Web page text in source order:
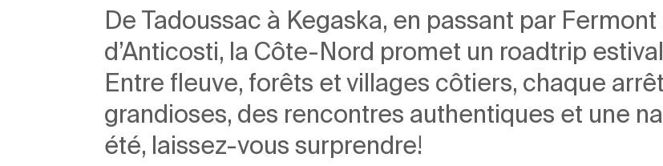
De Tadoussac à Kegaska, en passant par
d’Anticosti, la Côte-Nord promet un roadtrip
Entre fleuve, forêts et villages côtiers, chaque
grandioses, des rencontres authentiques et une
été, laissez-vous surprendre!